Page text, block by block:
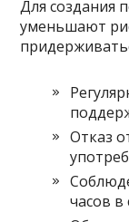
Для создания
уменьшают
Отказ
часов в